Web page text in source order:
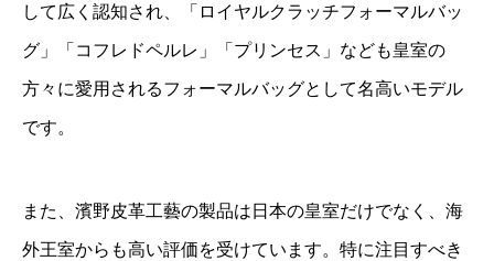
して広く認知され、「ロイヤルクラッチフォーマルバッ
グ」「コフレドペルレ」「プリンセス」なども皇室の
方々に愛用されるフォーマルバッグとして名高いモデル
です。
また、濱野皮革工藝の製品は日本の皇室だけでなく、海
外王室からも高い評価を受けています。特に注目すべき